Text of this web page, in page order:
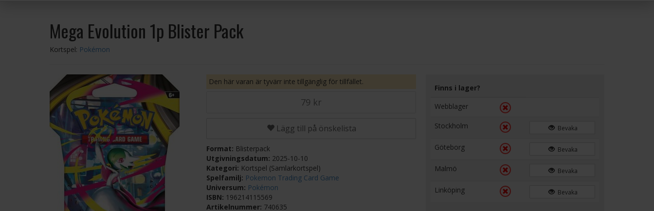
Mega Evolution 1p Blister Pack
Kortspel: Pokémon
Den här varan är tyvärr inte tillgänglig för tillfället.
79 kr
Lägg till på önskelista
Format: Blisterpack
Utgivningsdatum: 2025-10-10
Kategori: Kortspel (Samlarkortspel)
Spelfamilj: Pokemon Trading Card Game
Universum: Pokémon
ISBN: 196214115569
Artikelnummer: 740635
Finns i lager?
Webblager
Stockholm Bevaka
Göteborg Bevaka
Malmö Bevaka
Linköping Bevaka